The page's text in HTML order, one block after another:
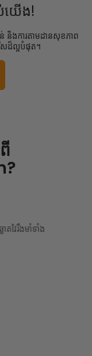
ើង!
ងការតាមដានសុខភាព
សដ៏ល្អបំផុត។
វៃរឹងមាំទាំង